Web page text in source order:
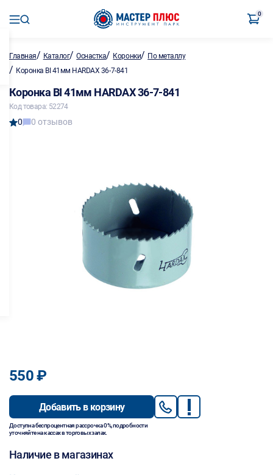
0
Главная/ Каталог/Оснастка/ Коронки/ По металлу
/ Коронка BI 41мм HARDAX 36-7-841
Коронка BI 41мм HARDAX 36-7-841
Код товара: 52274
0 0 отзывов
550 ₽
Добавить в корзину
Доступна беспроцентная рассрочка 0%, подробности
уточняйте на кассах в торговых залах.
Наличие в магазинах